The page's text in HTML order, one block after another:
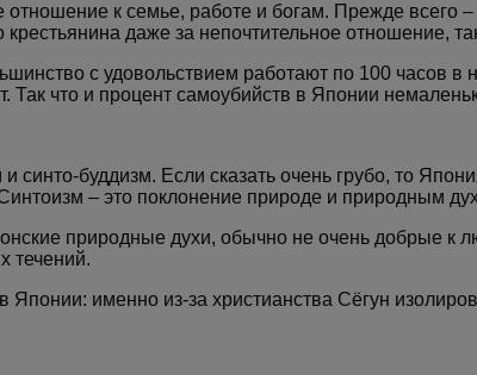
отношение к семье, работе и богам. Прежде
крестьянина даже за непочтительное отношение,
с удовольствием работают по 100 часов
Так что и процент самоубийств в Японии
синто-буддизм. Если сказать очень грубо, то
– это поклонение природе и природным
природные духи, обычно не очень добрые
течений.
Японии: именно из-за христианства Сёгун